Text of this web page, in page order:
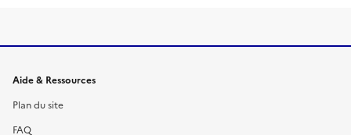
Informations et liens du site
Aide & Ressources
Plan du site
FAQ